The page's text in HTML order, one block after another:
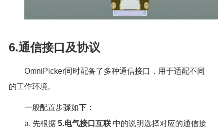
6.通信接口及协议
OmniPicker同时配备了多种通信接口，用于适配不同
的工作环境。
一般配置步骤如下：
a. 先根据 5.电气接口互联中的说明选择对应的通信接